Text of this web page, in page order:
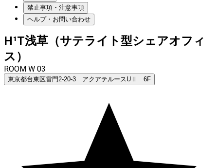
禁止事項・注意事項
ヘルプ・お問い合わせ
H¹T浅草（サテライト型シェアオフィ
ス）
ROOM W 03
東京都台東区雷門2-20-3 アクアテルースUⅡ 6F